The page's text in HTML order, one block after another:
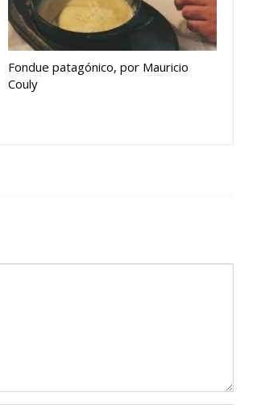
Fondue patagónico, por Mauricio
Couly